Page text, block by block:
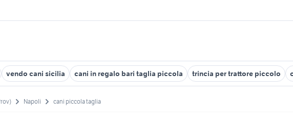
vendo cani sicilia cani in regalo bari taglia piccola trincia per trattore piccolo
Napoli cani piccola taglia